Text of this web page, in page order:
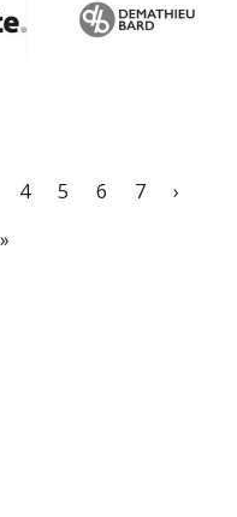
Page
4 Page
5 Page
6 Page
7 Page
›